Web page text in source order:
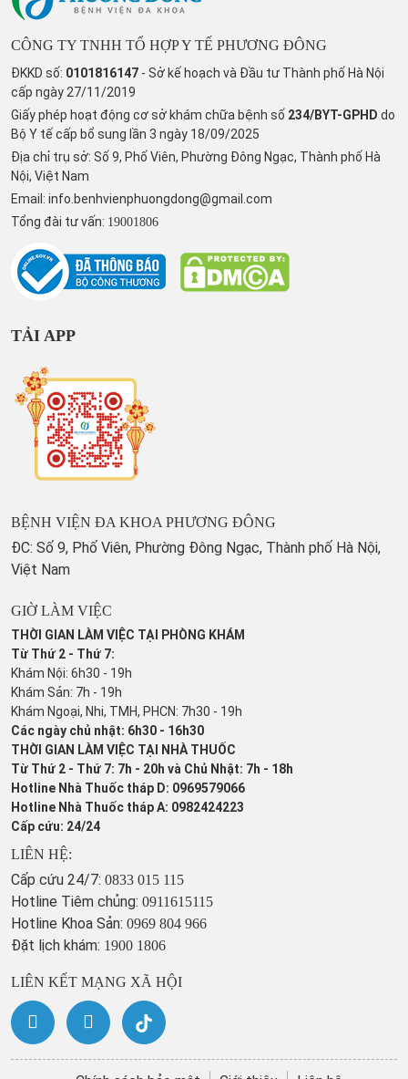
CÔNG TY TNHH TỔ HỢP Y TẾ PHƯƠNG ĐÔNG
ĐKKD số: 0101816147 - Sở kế hoạch và Đầu tư Thành phố Hà Nội
cấp ngày 27/11/2019
Giấy phép hoạt động cơ sở khám chữa bệnh số 234/BYT-GPHD do
Bộ Y tế cấp bổ sung lần 3 ngày 18/09/2025
Địa chỉ trụ sở: Số 9, Phố Viên, Phường Đông Ngạc, Thành phố Hà
Nội, Việt Nam
Email: info.benhvienphuongdong@gmail.com
Tổng đài tư vấn: 19001806
TẢI APP
BỆNH VIỆN ĐA KHOA PHƯƠNG ĐÔNG
ĐC: Số 9, Phố Viên, Phường Đông Ngạc, Thành phố Hà Nội,
Việt Nam
GIỜ LÀM VIỆC
THỜI GIAN LÀM VIỆC TẠI PHÒNG KHÁM
Từ Thứ 2 - Thứ 7:
Khám Nội: 6h30 - 19h
Khám Sản: 7h - 19h
Khám Ngoại, Nhi, TMH, PHCN: 7h30 - 19h
Các ngày chủ nhật: 6h30 - 16h30
THỜI GIAN LÀM VIỆC TẠI NHÀ THUỐC
Từ Thứ 2 - Thứ 7: 7h - 20h và Chủ Nhật: 7h - 18h
Hotline Nhà Thuốc tháp D: 0969579066
Hotline Nhà Thuốc tháp A: 0982424223
Cấp cứu: 24/24
LIÊN HỆ:
Cấp cứu 24/7: 0833 015 115
Hotline Tiêm chủng: 0911615115
Hotline Khoa Sản: 0969 804 966
Đặt lịch khám: 1900 1806
LIÊN KẾT MẠNG XÃ HỘI